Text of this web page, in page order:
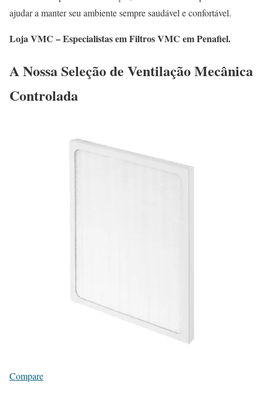
ajudar a manter seu ambiente sempre saudável e confortável.
Loja VMC – Especialistas em Filtros VMC em Penafiel.
A Nossa Seleção de Ventilação Mecânica
Controlada
Compare